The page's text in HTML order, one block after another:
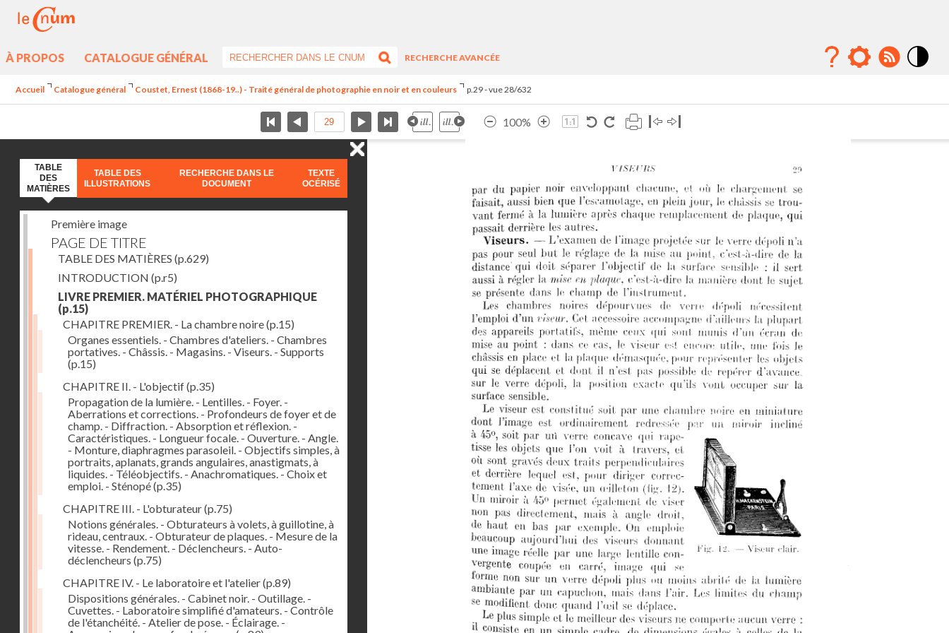
À PROPOS CATALOGUE GÉNÉRAL
RECHERCHE AVANCÉE
Accueil Catalogue général Coustet, Ernest (1868-19..) - Traité général de photographie en noir et en couleurs p.29 - vue 28/632
100%
TABLE
DES
MATIÈRES
TABLE DES
ILLUSTRATIONS
RECHERCHE DANS LE
DOCUMENT
TEXTE
OCÉRISÉ
Première image
PAGE DE TITRE
TABLE DES MATIÈRES (p.629)
INTRODUCTION (p.r5)
LIVRE PREMIER. MATÉRIEL PHOTOGRAPHIQUE
(p.15)
CHAPITRE PREMIER. - La chambre noire(p.15)
Organes essentiels. - Chambres d'ateliers. - Chambres
portatives. - Châssis. - Magasins. - Viseurs. - Supports
(p.15)
CHAPITRE II. - L'objectif(p.35)
Propagation de la lumière. - Lentilles. - Foyer. -
Aberrations et corrections. - Profondeurs de foyer et de
champ. - Diffraction. - Absorption et réflexion. -
Caractéristiques. - Longueur focale. - Ouverture. - Angle.
- Monture, diaphragmes parasoleil. - Objectifs simples, à
portraits, aplanats, grands angulaires, anastigmats, à
liquides. - Téléobjectifs. - Anachromatiques. - Choix et
emploi. - Sténopé(p.35)
CHAPITRE III. - L'obturateur(p.75)
Notions générales. - Obturateurs à volets, à guillotine, à
rideau, centraux. - Obturateur de plaques. - Mesure de la
vitesse. - Rendement. - Déclencheurs. - Auto-
déclencheurs (p.75)
CHAPITRE IV. - Le laboratoire et l'atelier(p.89)
Dispositions générales. - Cabinet noir. - Outillage. -
Cuvettes. - Laboratoire simplifié d'amateurs. - Contrôle
de l'étanchéité. - Atelier de pose. - Éclairage. -